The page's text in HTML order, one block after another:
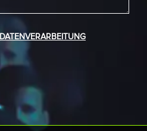
DATENVERARBEITUNG